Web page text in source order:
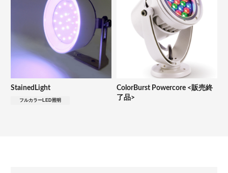
StainedLight
フルカラーLED照明
ColorBurst Powercore <販売終
了品>